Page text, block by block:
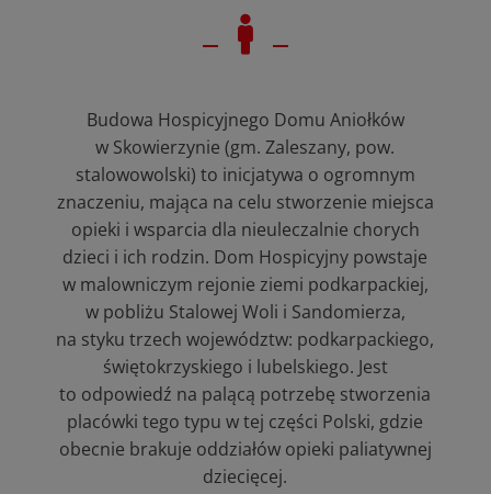

Budowa Hospicyjnego Domu Aniołków
w Skowierzynie (gm. Zaleszany, pow.
stalowowolski) to inicjatywa o ogromnym
znaczeniu, mająca na celu stworzenie miejsca
opieki i wsparcia dla nieuleczalnie chorych
dzieci i ich rodzin. Dom Hospicyjny powstaje
w malowniczym rejonie ziemi podkarpackiej,
w pobliżu Stalowej Woli i Sandomierza,
na styku trzech województw: podkarpackiego,
świętokrzyskiego i lubelskiego. Jest
to odpowiedź na palącą potrzebę stworzenia
placówki tego typu w tej części Polski, gdzie
obecnie brakuje oddziałów opieki paliatywnej
dziecięcej.